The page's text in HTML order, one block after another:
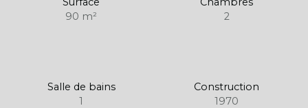
90 m²
2
Salle de bains
1
Construction
1970